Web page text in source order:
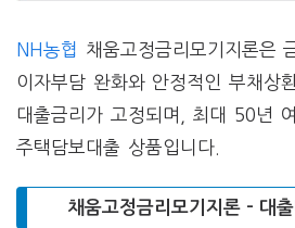
NH농협
채움고정금리모기지론은
이자부담 완화와 안정적인 부채상
대출금리가 고정되며, 최대 50년
주택담보대출 상품입니다.
채움고정금리모기지론 – 대